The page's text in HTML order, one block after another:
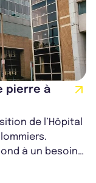
pierre à
de l’Hôpital
à un besoin